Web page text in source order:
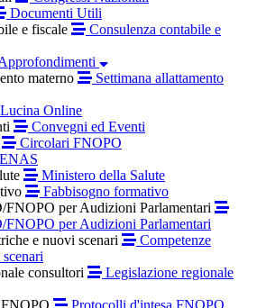
Documenti Utili
e fiscale
Consulenza contabile e
materno
Settimana allattamento
Lucina Online
Convegni ed Eventi
Circolari FNOPO
Ministero della Salute
Fabbisogno formativo
per Audizioni Parlamentari
per Audizioni Parlamentari
e nuovi scenari
Competenze
consultori
Legislazione regionale
Protocolli d'intesa FNOPO